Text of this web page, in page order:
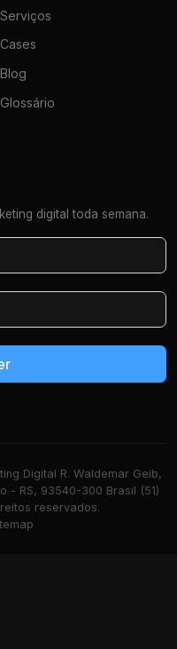
Serviços
Cases
Blog
Glossário
digital toda semana.
Digital R. Waldemar Geib,
- RS, 93540-300 Brasil (51)
reservados.